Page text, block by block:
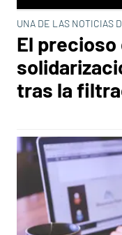
UNA DE LAS NOTICIAS
El
tras la